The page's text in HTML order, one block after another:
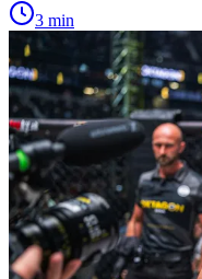
3 min